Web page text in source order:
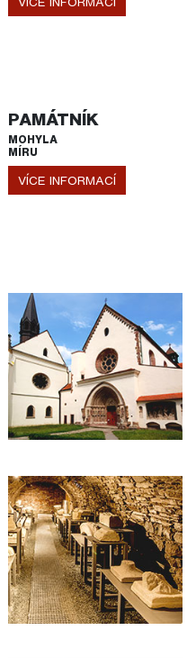
PAMÁTNÍK
MOHYLA
MÍRU
VÍCE INFORMACÍ